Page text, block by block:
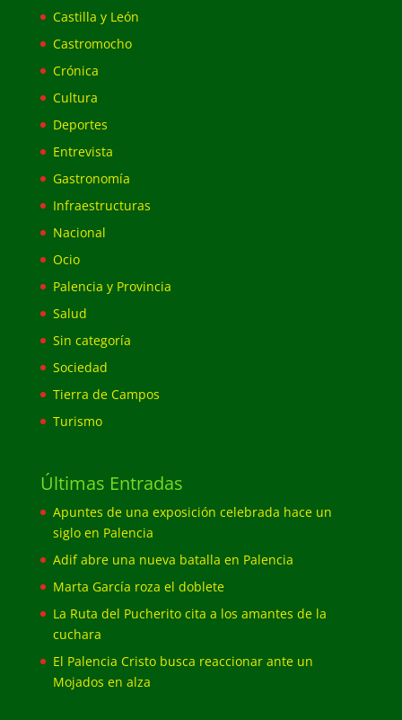
Castilla y León
Castromocho
Crónica
Cultura
Deportes
Entrevista
Gastronomía
Infraestructuras
Nacional
Ocio
Palencia y Provincia
Salud
Sin categoría
Sociedad
Tierra de Campos
Turismo
Últimas Entradas
Apuntes de una exposición celebrada hace un
siglo en Palencia
Adif abre una nueva batalla en Palencia
Marta García roza el doblete
La Ruta del Pucherito cita a los amantes de la
cuchara
El Palencia Cristo busca reaccionar ante un
Mojados en alza